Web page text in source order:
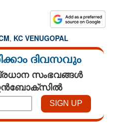
, KC VENUGOPAL
ദിവസവും
സംഭവങ്ങൾ